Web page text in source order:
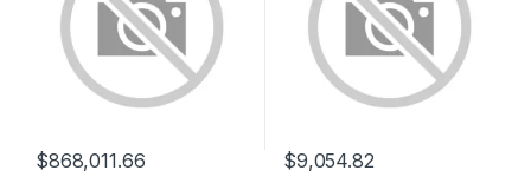
$868,011.66 $9,054.82